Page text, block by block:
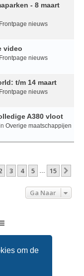
om de
- 8 maart
Frontpage nieuws
video
Frontpage nieuws
t/m 14 maart
Frontpage nieuws
A380 vloot
Overige maatschappijen
Van15
3 4 5 … 15
Ga Naar